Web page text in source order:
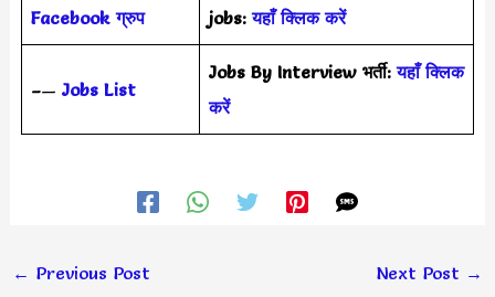
Facebook ग्रुप
jobs:यहाँ क्लिक करें
–— Jobs List
Jobs By Interview भर्ती:यहाँ क्लिक
करें
← Previous Post Next Post →